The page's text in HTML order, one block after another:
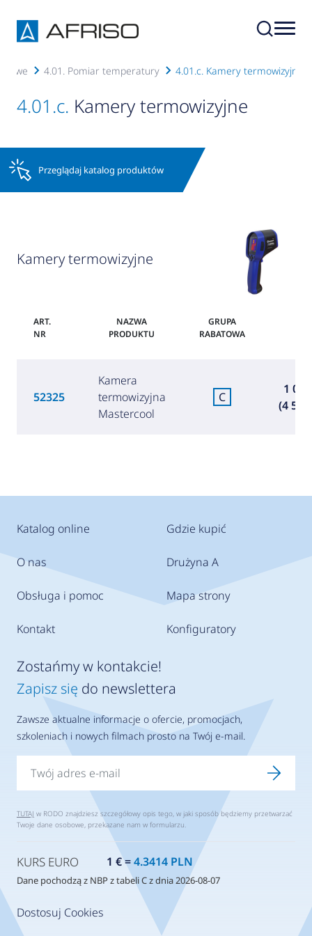
4.01. Pomiar temperatury 4.01.c. Kamery termowizyjne
4.01.c. Kamery termowizyjne
Przeglądaj katalog produktów
Kamery termowizyjne
ART.
NR
NAZWA
PRODUKTU
GRUPA
RABATOWA
52325
Kamera
termowizyjna
Mastercool
C
1
(4
Katalog online
O nas
Obsługa i pomoc
Kontakt
Gdzie kupić
Drużyna A
Mapa strony
Konfiguratory
Dostosuj Cookies
Zostańmy w kontakcie!
Zapisz się do newslettera
Zawsze aktualne informacje o ofercie, promocjach,
szkoleniach i nowych filmach prosto na Twój e-mail.
TUTAJ w RODO znajdziesz szczegółowy opis tego, w jaki sposób będziemy przetwarzać
Twoje dane osobowe, przekazane nam w formularzu.
KURS EURO 1 € =4.3414 PLN
Dane pochodzą z NBP z tabeli C z dnia 2026-08-07